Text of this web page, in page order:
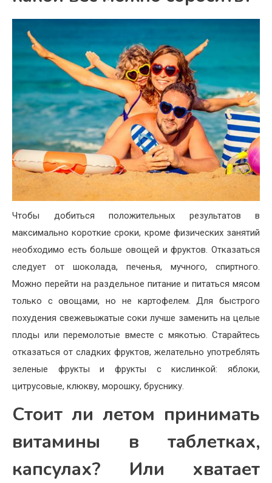
Чтобы добиться положительных результатов в
максимально короткие сроки, кроме физических занятий
необходимо есть больше овощей и фруктов. Отказаться
следует от шоколада, печенья, мучного, спиртного.
Можно перейти на раздельное питание и питаться мясом
только с овощами, но не картофелем. Для быстрого
похудения свежевыжатые соки лучше заменить на целые
плоды или перемолотые вместе с мякотью. Старайтесь
отказаться от сладких фруктов, желательно употреблять
зеленые фрукты и фрукты с кислинкой: яблоки,
цитрусовые, клюкву, морошку, бруснику.
Стоит ли летом принимать
витамины в таблетках,
капсулах? Или хватает